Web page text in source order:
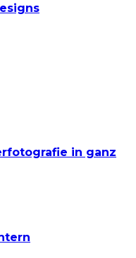
in ganz